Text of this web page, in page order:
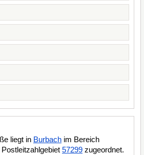
liegt in Burbach im Bereich
57299 zugeordnet.